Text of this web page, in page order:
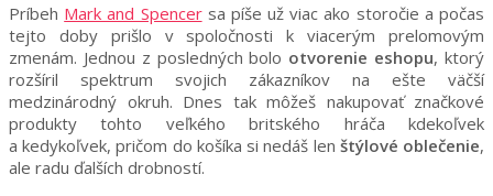
Príbeh Mark and Spencersa píše už viac ako storočie a počas
tejto doby prišlo v spoločnosti k viacerým prelomovým
zmenám. Jednou z posledných bolo otvorenie eshopu, ktorý
rozšíril spektrum svojich zákazníkov na ešte väčší
medzinárodný okruh. Dnes tak môžeš nakupovať značkové
produkty tohto veľkého britského hráča kdekoľvek
a kedykoľvek, pričom do košíka si nedáš len štýlové oblečenie,
ale radu ďalších drobností.